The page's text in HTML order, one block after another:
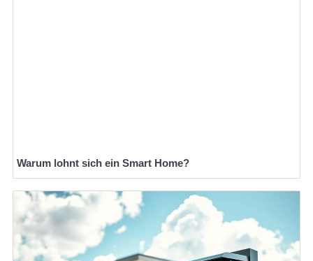
Warum lohnt sich ein Smart Home?